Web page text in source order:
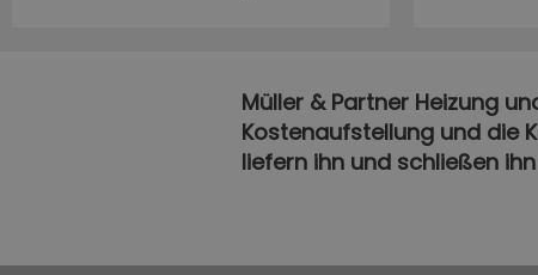
Müller & Partner Heizung
Kostenaufstellung und die
liefern ihn und schließen